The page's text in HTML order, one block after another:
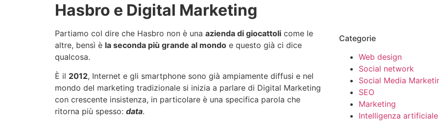
Hasbro e Digital Marketing
Partiamo col dire che Hasbro non è una azienda di giocattoli come le
altre, bensì è la seconda più grande al mondo e questo già ci dice
qualcosa.
È il 2012, Internet e gli smartphone sono già ampiamente diffusi e nel
mondo del marketing tradizionale si inizia a parlare di Digital Marketing
con crescente insistenza, in particolare è una specifica parola che
ritorna più spesso: data.
Categorie
Web design
Social network
Social Media
SEO
Marketing
Intelligenza artificiale